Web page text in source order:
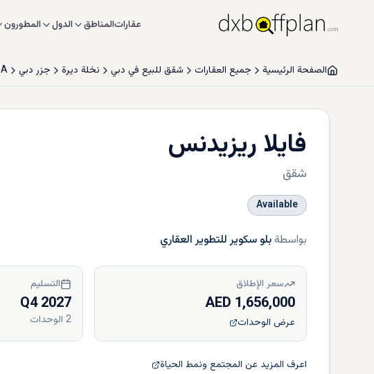
عقاراتالمناطق الدول المطورون
الصفحة الرئيسية جميع العقارات شقق للبيع في دبي نخلة ديرة جزر دبي A جزيرة دبي
فايلا ريزيدنس
شقق
Available
بواسطةبلو سكوير للتطوير العقاري
سعر الإطلاق
1,656,000 AED
عرض الوحدات
التسليم
Q4 2027
2 الوحدات
اعرف المزيد عن المجتمع ونمط الحياة